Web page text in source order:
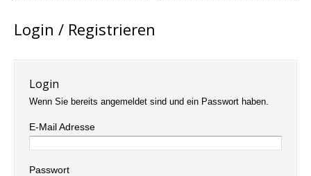
Login / Registrieren
Login
Wenn Sie bereits angemeldet sind und ein Passwort haben.
E-Mail Adresse
Passwort